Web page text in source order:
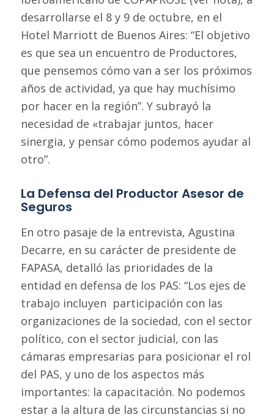
desarrollarse el 8 y 9 de octubre, en el
Hotel Marriott de Buenos Aires: “El objetivo
es que sea un encuentro de Productores,
que pensemos cómo van a ser los próximos
años de actividad, ya que hay muchísimo
por hacer en la región”. Y subrayó la
necesidad de «trabajar juntos, hacer
sinergia, y pensar cómo podemos ayudar al
otro”.
La Defensa del Productor Asesor de
Seguros
En otro pasaje de la entrevista, Agustina
Decarre, en su carácter de presidente de
FAPASA, detalló las prioridades de la
entidad en defensa de los PAS: “Los ejes de
trabajo incluyen participación con las
organizaciones de la sociedad, con el sector
político, con el sector judicial, con las
cámaras empresarias para posicionar el rol
del PAS, y uno de los aspectos más
importantes: la capacitación. No podemos
estar a la altura de las circunstancias si no